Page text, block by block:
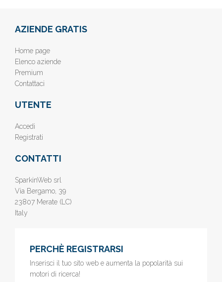
AZIENDE GRATIS
Home page
Elenco aziende
Premium
Contattaci
UTENTE
Accedi
Registrati
CONTATTI
SparkinWeb srl
Via Bergamo, 39
23807 Merate (LC)
Italy
PERCHÈ REGISTRARSI
Inserisci il tuo sito web e aumenta la popolarità sui
motori di ricerca!